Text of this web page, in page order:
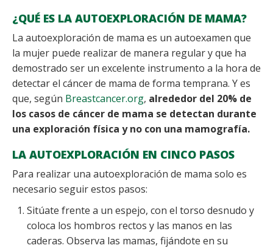
¿QUÉ ES LA AUTOEXPLORACIÓN DE MAMA?
La autoexploración de mama es un autoexamen que
la mujer puede realizar de manera regular y que ha
demostrado ser un excelente instrumento a la hora de
detectar el cáncer de mama de forma temprana. Y es
que, según Breastcancer.org, alrededor del 20% de
los casos de cáncer de mama se detectan durante
una exploración física y no con una mamografía.
LA AUTOEXPLORACIÓN EN CINCO PASOS
Para realizar una autoexploración de mama solo es
necesario seguir estos pasos:
Sitúate frente a un espejo, con el torso desnudo y
coloca los hombros rectos y las manos en las
caderas. Observa las mamas, fijándote en su